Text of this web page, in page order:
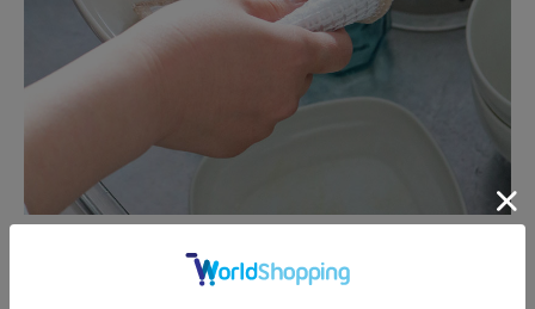
大きさは、手のひらにおさまるちょうどいい